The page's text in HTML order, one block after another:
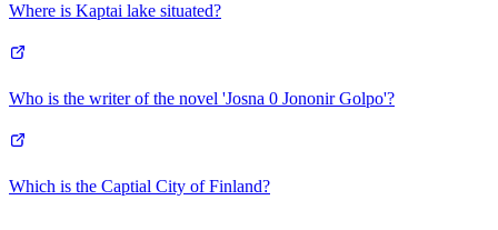
Where is Kaptai lake situated?
Who is the writer of the novel 'Josna 0 Jononir Golpo'?
Which is the Captial City of Finland?